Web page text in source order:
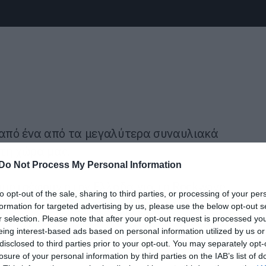
Do Not Process My Personal Information
opt-out of the sale, sharing to third parties, or processing of your
for targeted advertising by us, please use the below opt-out
selection. Please note that after your opt-out request is processed
interest-based ads based on personal information utilized by us
to third parties prior to your opt-out. You may separately
of your personal information by third parties on the IAB’s list of
ένα από τα μεγαλύτερα συναυλιακά
χώρα μας.
στην Ελλάδα για το Rockwave
Volbeat, οι Tremonti, οι Monument, οι